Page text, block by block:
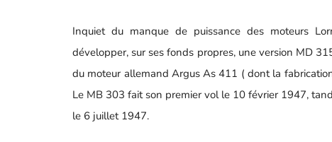
Inquiet du manque de puissance des moteurs
développer, sur ses fonds propres, une version MD
du moteur allemand Argus As 411 ( dont la
Le MB 303 fait son premier vol le 10 février 1947,
le 6 juillet 1947.